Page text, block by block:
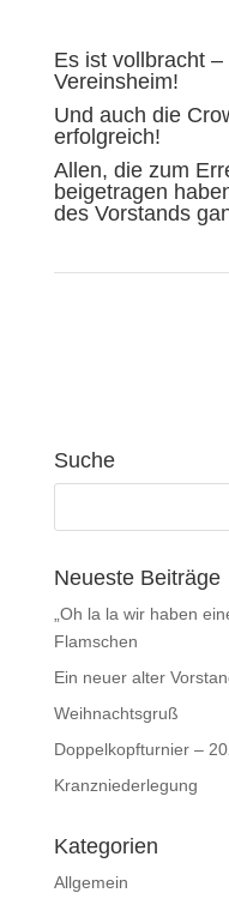
Es ist vollbracht
Vereinsheim!
Und auch die
erfolgreich!
Allen, die zum
beigetragen
des Vorstands
Suche
Neueste Beiträge
„Oh la la wir haben
Flamschen
Ein neuer alter
Weihnachtsgruß
Doppelkopfturnier –
Kranzniederlegung
Kategorien
Allgemein